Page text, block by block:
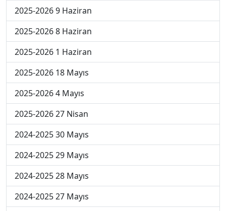
2025-2026 9 Haziran
2025-2026 8 Haziran
2025-2026 1 Haziran
2025-2026 18 Mayıs
2025-2026 4 Mayıs
2025-2026 27 Nisan
2024-2025 30 Mayıs
2024-2025 29 Mayıs
2024-2025 28 Mayıs
2024-2025 27 Mayıs